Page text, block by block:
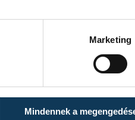
Marketing
Mindennek a
IDŐJÁRÁS